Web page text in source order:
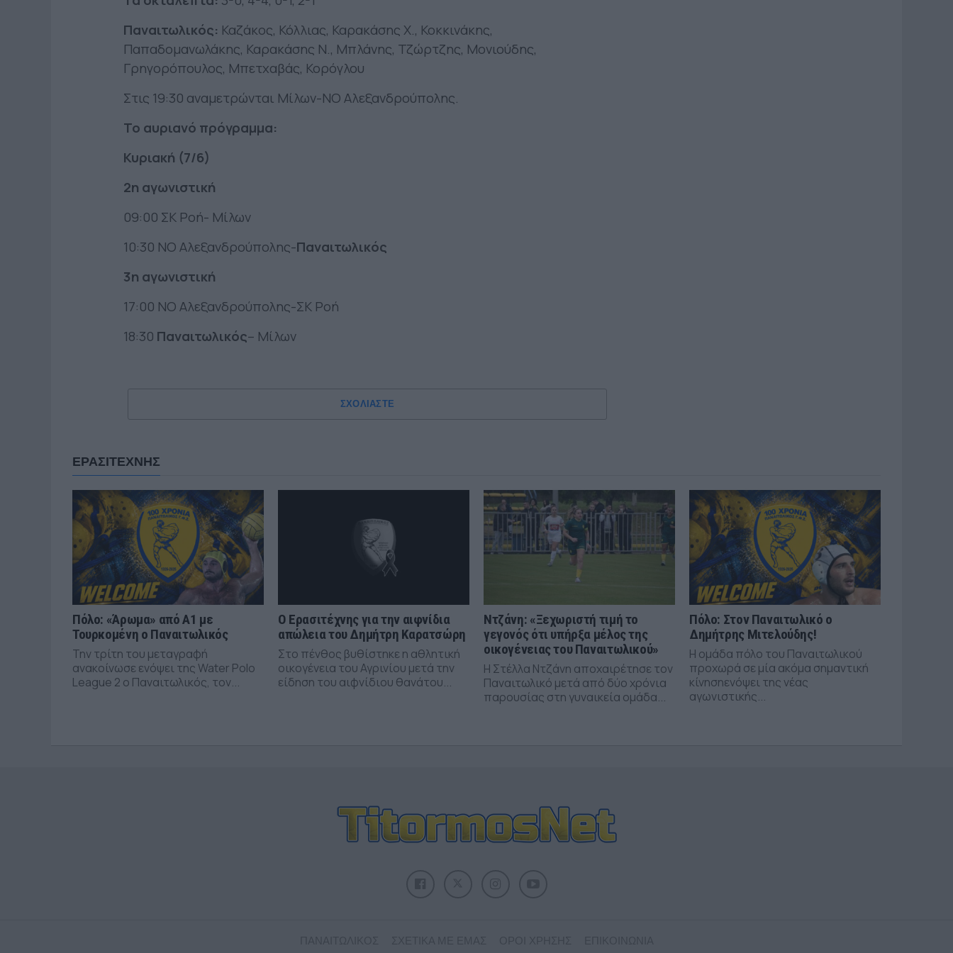
Παναιτωλικός: Καζάκος, Κόλλιας, Καρακάσης Χ., Κοκκινάκης,
Παπαδομανωλάκης, Καρακάσης Ν., Μπλάνης, Τζώρτζης, Μονιούδης,
Γρηγορόπουλος, Μπετχαβάς, Κορόγλου
Στις 19:30 αναμετρώνται Μίλων-ΝΟ Αλεξανδρούπολης.
Το αυριανό πρόγραμμα:
Κυριακή (7/6)
2η αγωνιστική
09:00 ΣΚ Ροή- Μίλων
10:30 ΝΟ Αλεξανδρούπολης-Παναιτωλικός
3η αγωνιστική
17:00 ΝΟ Αλεξανδρούπολης-ΣΚ Ροή
18:30 Παναιτωλικός– Μίλων
ΣΧΟΛΙΑΣΤΕ
ΕΡΑΣΙΤΕΧΝΗΣ
Πόλο: «Άρωμα» από Α1 με
Τουρκομένη ο Παναιτωλικός
Την τρίτη του μεταγραφή
ανακοίνωσε ενόψει της Water Polo
League 2 ο Παναιτωλικός, τον...
Ο Ερασιτέχνης για την αιφνίδια
απώλεια του Δημήτρη Καρατσώρη
Στο πένθος βυθίστηκε η αθλητική
οικογένεια του Αγρινίου μετά την
είδηση του αιφνίδιου θανάτου...
Ντζάνη: «Ξεχωριστή τιμή το
γεγονός ότι υπήρξα μέλος της
οικογένειας του Παναιτωλικού»
Η Στέλλα Ντζάνη αποχαιρέτησε τον
Παναιτωλικό μετά από δύο χρόνια
παρουσίας στη γυναικεία ομάδα...
Πόλο: Στον Παναιτωλικό ο
Δημήτρης Μιτελούδης!
Η ομάδα πόλο του Παναιτωλικού
προχωρά σε μία ακόμα σημαντική
κίνησηενόψει της νέας
αγωνιστικής...